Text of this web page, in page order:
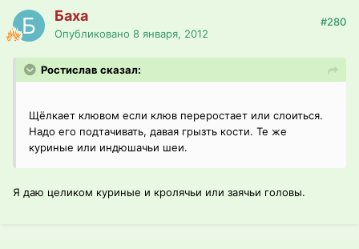
Баха
Опубликовано 8 января, 2012
#280
Ростислав сказал:
Щёлкает клювом если клюв переростает или слоиться.
Надо его подтачивать, давая грызть кости. Те же
куриные или индюшачьи шеи.
Я даю целиком куриные и кролячьи или заячьи головы.